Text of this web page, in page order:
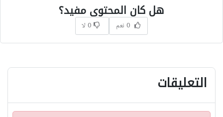
هل كان المحتوى مفيد؟
0 نعم 0 لا
التعليقات